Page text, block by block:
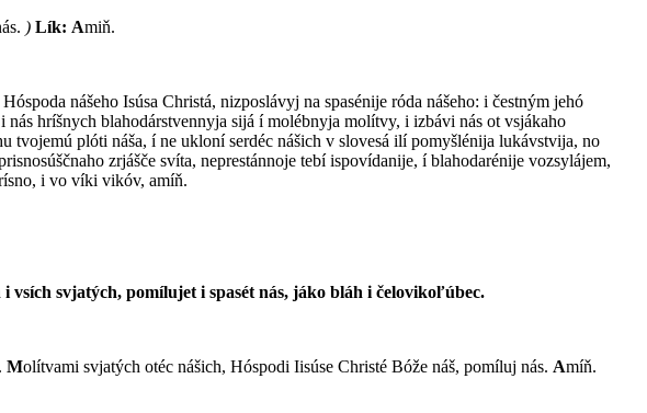
) Lík: Amiň.
nášeho Isúsa Christá, nizposlávyj na spasénije róda nášeho: i čestným jehó
hríšnych blahodárstvennyja sijá í molébnyja molítvy, i izbávi nás ot vsjákaho
plóti náša, í ne ukloní serdéc nášich v slovesá ilí pomyšlénija lukávstvija, no
zrjášče svíta, neprestánnoje tebí ispovídanije, í blahodarénije vozsylájem,
i vo víki vikóv, amíň.
vsích svjatých, pomílujet i spasét nás, jáko bláh i čelovikoľúbec.
Molítvami svjatých otéc nášich, Hóspodi Iisúse Christé Bóže náš, pomíluj nás. Amíň.